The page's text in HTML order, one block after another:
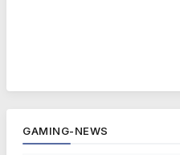
GAMING-NEWS